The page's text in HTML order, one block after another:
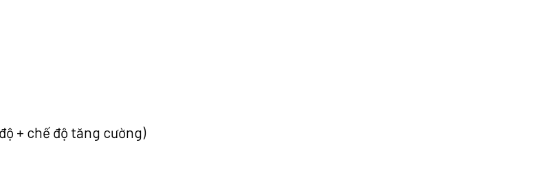
+ chế độ tăng cường)